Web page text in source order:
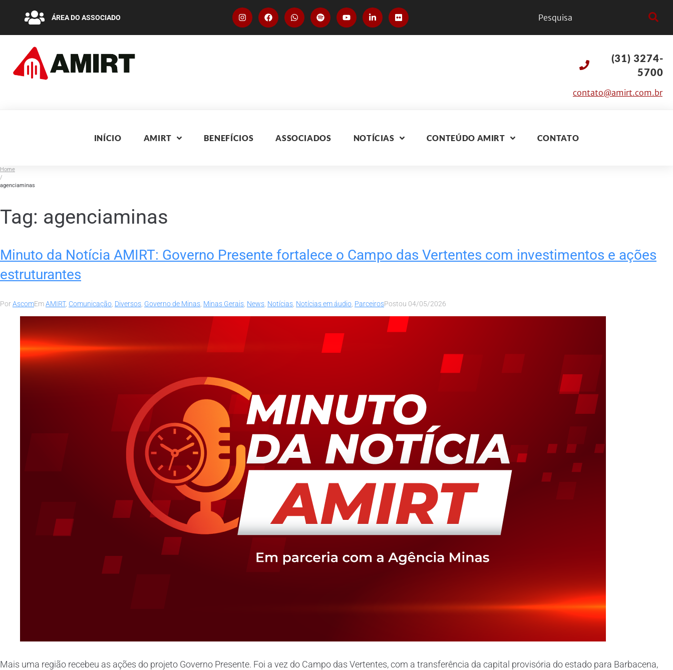
ÁREA DO ASSOCIADO
(31) 3274-
5700
contato@amirt.com.br
INÍCIO AMIRT BENEFÍCIOS ASSOCIADOS NOTÍCIAS CONTEÚDO AMIRT CONTATO
Home
/
agenciaminas
Tag: agenciaminas
Minuto da Notícia AMIRT: Governo Presente fortalece o Campo das Vertentes com investimentos e ações
estruturantes
PorAscomEmAMIRT, Comunicação Diversos Governo de Minas Minas Gerais News Notícias Notícias em áudio ParceirosPostou 04/05/2026
Mais uma região recebeu as ações do projeto Governo Presente. Foi a vez do Campo das Vertentes, com a transferência da capital provisória do estado para Barbacena,